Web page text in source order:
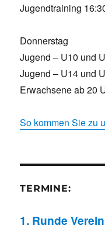
Jugendtraining
Donnerstag
Jugend – U10 und
Jugend – U14 und
Erwachsene ab 20
So kommen Sie zu
TERMINE:
1. Runde